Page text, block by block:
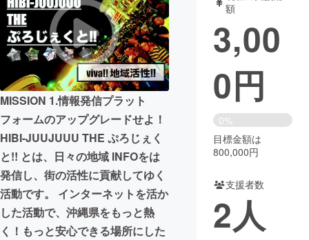
テクノロジー・ガジェット ゲーム・サ
映像・映画 書籍・雑誌
ビジネス・起業 チャレンジ
まちづくり・地域活性化
CAMPFIRE for Social Good
CAMPFIRE Creation
CAMPFIREふるさと納税
コミュニティ
MISSION 1.情報発信プラット
フォームのアップグレードせよ！
HIBI-JUUJUUU THE ぷろじぇく
と!! とは、日々の地域 INFOをは
発信し、街の活性に貢献してゆく
活動です。 インターネットを活か
した活動で、沖縄県をもっと熱
く！もっと安心できる場所にした
額
3,00
0円
0%
目標金額は
800,000円
支援者数
2人